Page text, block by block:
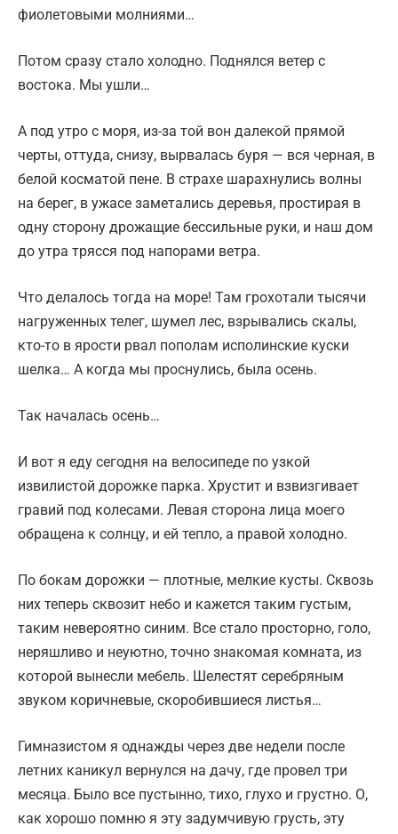
фиолетовыми молниями…
Потом сразу стало холодно. Поднялся ветер с
востока. Мы ушли…
А под утро с моря, из-за той вон далекой прямой
черты, оттуда, снизу, вырвалась буря — вся черная, в
белой косматой пене. В страхе шарахнулись волны
на берег, в ужасе заметались деревья, простирая в
одну сторону дрожащие бессильные руки, и наш дом
до утра трясся под напорами ветра.
Что делалось тогда на море! Там грохотали тысячи
нагруженных телег, шумел лес, взрывались скалы,
кто-то в ярости рвал пополам исполинские куски
шелка… А когда мы проснулись, была осень.
Так началась осень…
И вот я еду сегодня на велосипеде по узкой
извилистой дорожке парка. Хрустит и взвизгивает
гравий под колесами. Левая сторона лица моего
обращена к солнцу, и ей тепло, а правой холодно.
По бокам дорожки — плотные, мелкие кусты. Сквозь
них теперь сквозит небо и кажется таким густым,
таким невероятно синим. Все стало просторно, голо,
неряшливо и неуютно, точно знакомая комната, из
которой вынесли мебель. Шелестят серебряным
звуком коричневые, скоробившиеся листья…
Гимназистом я однажды через две недели после
летних каникул вернулся на дачу, где провел три
месяца. Было все пустынно, тихо, глухо и грустно. О,
как хорошо помню я эту задумчивую грусть, эту